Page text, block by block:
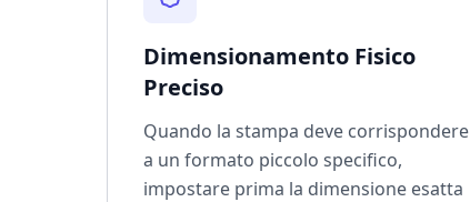
Dimensionamento Fisico
Preciso
Quando la stampa deve corrispondere
a un formato piccolo specifico,
impostare prima la dimensione esatta